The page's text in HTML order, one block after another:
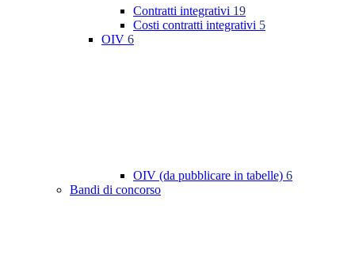
Contratti integrativi 19
Costi contratti integrativi 5
OIV 6
OIV (da pubblicare in tabelle) 6
Bandi di concorso